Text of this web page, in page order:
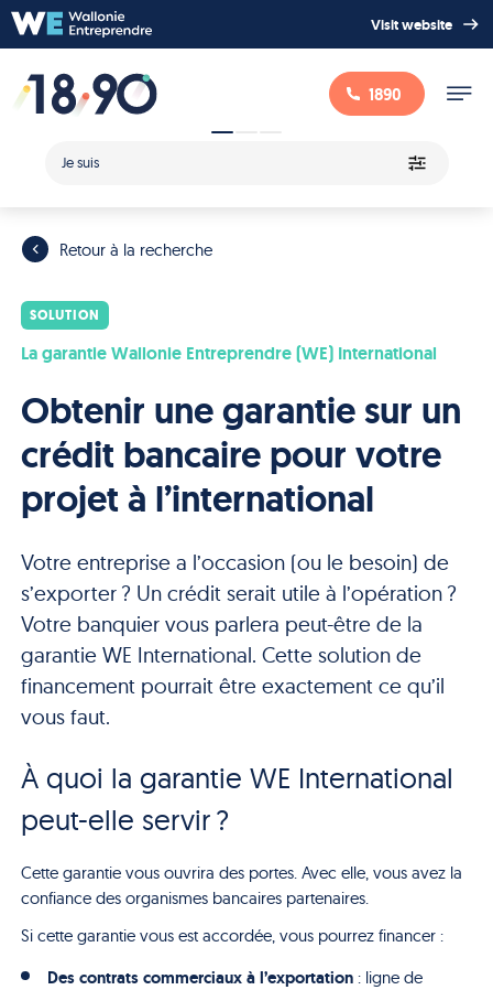
Visit website
1890
Je suis
Retour à la recherche
SOLUTION
La garantie Wallonie Entreprendre (WE) International
Obtenir une garantie sur un
crédit bancaire pour votre
projet à l’international
Votre entreprise a l’occasion (ou le besoin) de
s’exporter ? Un crédit serait utile à l’opération ?
Votre banquier vous parlera peut-être de la
garantie WE International. Cette solution de
financement pourrait être exactement ce qu’il
vous faut.
À quoi la garantie WE International
peut-elle servir ?
Cette garantie vous ouvrira des portes. Avec elle, vous avez la
confiance des organismes bancaires partenaires.
Si cette garantie vous est accordée, vous pourrez financer :
Des contrats commerciaux à l’exportation : ligne de